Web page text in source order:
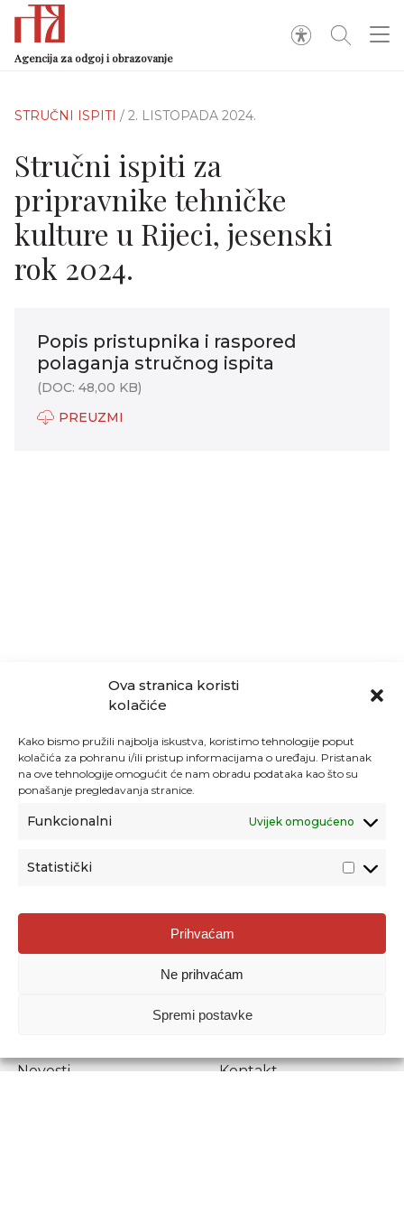
Ova stranica koristi
kolačiće
Kako bismo pružili najbolja iskustva, koristimo tehnologije poput
kolačića za pohranu i/ili pristup informacijama o uređaju. Pristanak
na ove tehnologije omogućit će nam obradu podataka kao što su
ponašanje pregledavanja stranice.
Funkcionalni Uvijek omogućeno
Statistički
Prihvaćam
Ne prihvaćam
Spremi postavke
Agencija za odgoj i obrazovanje
STRUČNI ISPITI / 2. LISTOPADA 2024.
Stručni ispiti za
pripravnike tehničke
kulture u Rijeci, jesenski
rok 2024.
Popis pristupnika i raspored
polaganja stručnog ispita
(DOC: 48,00 KB)
PREUZMI
Agencija za odgoj i obrazovanje
Donje Svetice 38, 10000 Zagreb
1778129
Prenošenje sadržaja dopušteno je uz navođenje izvora.
Novosti
Kontakt